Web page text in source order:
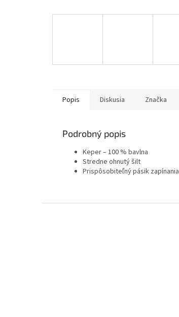
Popis Diskusia Značka
Podrobný popis
Keper – 100 % bavlna
Stredne ohnutý šilt
Prispôsobiteľný pásik zapínania